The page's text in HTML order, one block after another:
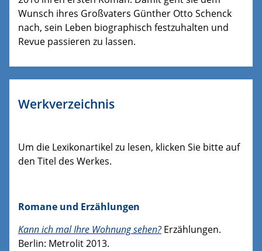
Wunsch ihres Großvaters Günther Otto Schenck
nach, sein Leben biographisch festzuhalten und
Revue passieren zu lassen.
Werkverzeichnis
Um die Lexikonartikel zu lesen, klicken Sie bitte auf
den Titel des Werkes.
Romane und Erzählungen
Kann ich mal Ihre Wohnung sehen?Erzählungen.
Berlin: Metrolit 2013.